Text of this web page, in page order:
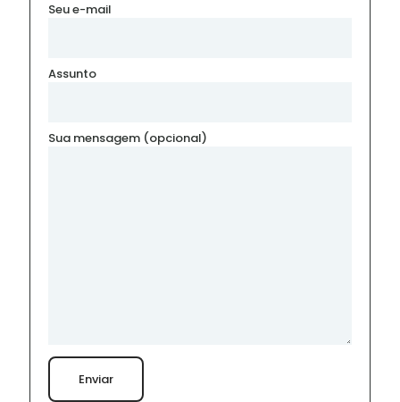
Seu e-mail
Assunto
Sua mensagem (opcional)